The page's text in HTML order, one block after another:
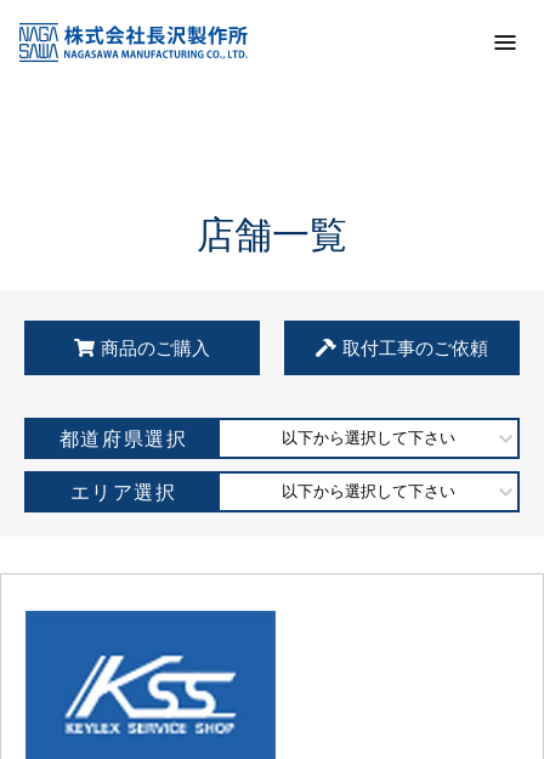
KSS加盟店・取扱店情報
店舗一覧
店舗一覧
商品のご購入 取付工事のご依頼
都道府県選択 以下から選択して下さい
エリア選択 以下から選択して下さい